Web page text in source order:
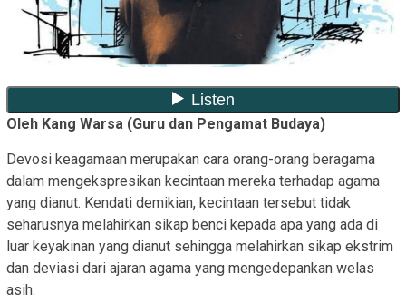
Oleh Kang Warsa (Guru dan Pengamat Budaya)
Devosi keagamaan merupakan cara orang-orang beragama
dalam mengekspresikan kecintaan mereka terhadap agama
yang dianut. Kendati demikian, kecintaan tersebut tidak
seharusnya melahirkan sikap benci kepada apa yang ada di
luar keyakinan yang dianut sehingga melahirkan sikap ekstrim
dan deviasi dari ajaran agama yang mengedepankan welas
asih.